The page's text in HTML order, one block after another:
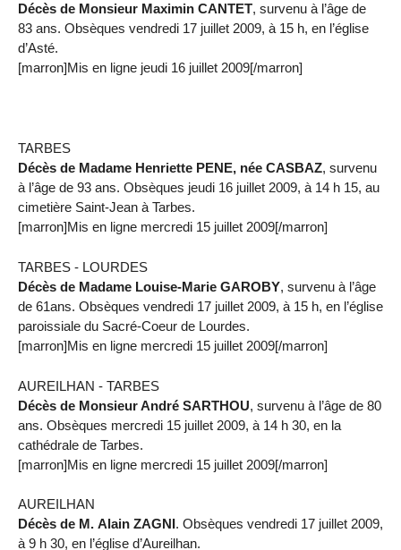
Décès de Monsieur Maximin CANTET, survenu à l’âge de
83 ans. Obsèques vendredi 17 juillet 2009, à 15 h, en l’église
d’Asté.
[marron]Mis en ligne jeudi 16 juillet 2009[/marron]
TARBES
Décès de Madame Henriette PENE, née CASBAZ, survenu
à l’âge de 93 ans. Obsèques jeudi 16 juillet 2009, à 14 h 15, au
cimetière Saint-Jean à Tarbes.
[marron]Mis en ligne mercredi 15 juillet 2009[/marron]
TARBES - LOURDES
Décès de Madame Louise-Marie GAROBY, survenu à l’âge
de 61ans. Obsèques vendredi 17 juillet 2009, à 15 h, en l’église
paroissiale du Sacré-Coeur de Lourdes.
[marron]Mis en ligne mercredi 15 juillet 2009[/marron]
AUREILHAN - TARBES
Décès de Monsieur André SARTHOU, survenu à l’âge de 80
ans. Obsèques mercredi 15 juillet 2009, à 14 h 30, en la
cathédrale de Tarbes.
[marron]Mis en ligne mercredi 15 juillet 2009[/marron]
AUREILHAN
Décès de M. Alain ZAGNI. Obsèques vendredi 17 juillet 2009,
à 9 h 30, en l’église d’Aureilhan.